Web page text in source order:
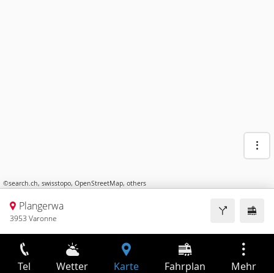
©search.ch, swisstopo, OpenStreetMap, others
Plangerwa
3953 Varonne
Tel Wetter Karte Fahrplan Mehr